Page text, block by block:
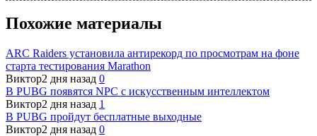
Похожие материалы
ARC Raiders установила антирекорд по просмотрам на фоне
старта тестирования Marathon
Виктор2 дня назад 0
В PUBG появятся NPC с искусственным интеллектом
Виктор2 дня назад 1
В PUBG пройдут бесплатные выходные
Виктор2 дня назад 0